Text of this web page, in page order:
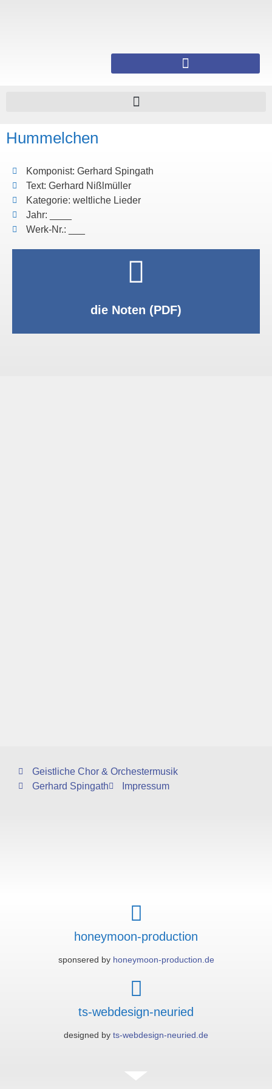
Hummelchen
Komponist: Gerhard Spingath
Text: Gerhard Nißlmüller
Kategorie: weltliche Lieder
Jahr: ____
Werk-Nr.: ___
die Noten (PDF)
Geistliche Chor & Orchestermusik
Gerhard Spingath
Impressum
honeymoon-production
sponsered by honeymoon-production.de
ts-webdesign-neuried
designed by ts-webdesign-neuried.de